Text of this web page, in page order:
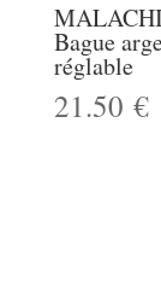
Bague
réglable
21.50 €